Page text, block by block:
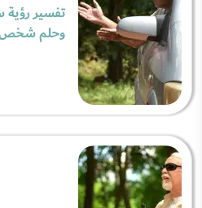
تفسير
وحلم